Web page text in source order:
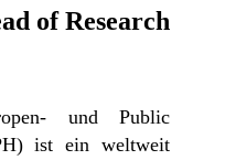
of Research
und Public
ist ein weltweit